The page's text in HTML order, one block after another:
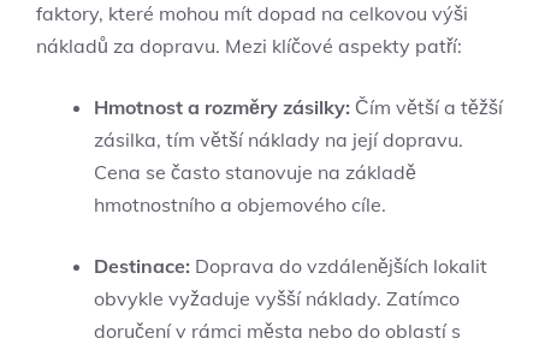
faktory, které mohou mít dopad na celkovou výši
nákladů za dopravu. Mezi klíčové aspekty patří:
Hmotnost a rozměry zásilky: Čím větší a těžší
zásilka, tím větší náklady na její dopravu.
Cena se často stanovuje na základě
hmotnostního a objemového cíle.
Destinace: Doprava do vzdálenějších lokalit
obvykle vyžaduje vyšší náklady. Zatímco
doručení v rámci města nebo do oblastí s